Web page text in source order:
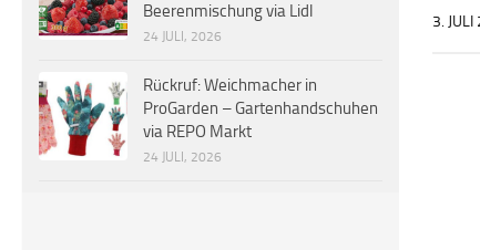
3.
Beerenmischung via Lidl
24 JULI, 2026
Rückruf: Weichmacher in
ProGarden – Gartenhandschuhen
via REPO Markt
24 JULI, 2026